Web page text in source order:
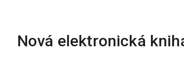
Nová elektronická